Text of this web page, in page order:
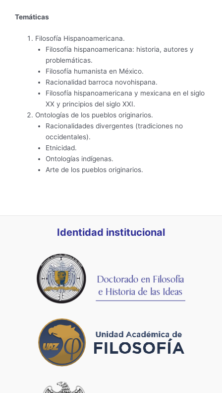
Temáticas
Filosofía Hispanoamericana.
Filosofía hispanoamericana: historia, autores y
problemáticas.
Filosofía humanista en México.
Racionalidad barroca novohispana.
Filosofía hispanoamericana y mexicana en el siglo
XX y principios del siglo XXI.
Ontologías de los pueblos originarios.
Racionalidades divergentes (tradiciones no
occidentales).
Etnicidad.
Ontologías indígenas.
Arte de los pueblos originarios.
Identidad institucional